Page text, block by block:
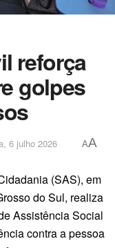
reforça
golpes
6 julho 2026 AA
(SAS), em
do Sul, realiza
Assistência Social
contra a pessoa